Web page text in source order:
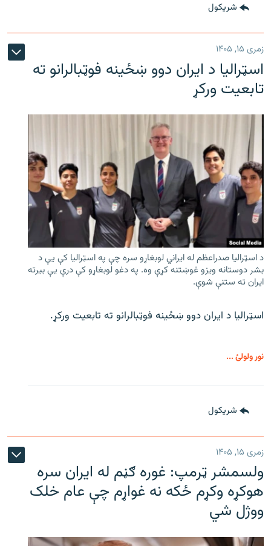
شريکول
زمری ۱۵, ۱۴۰۵
اسټرالیا د ایران دوو ښځینه فوټبالرانو ته
تابعیت ورکړ
د اسټرالیا صدراعظم له ایراني لوبغاړو سره چې په اسټرالیا کې يې د
بشر دوستانه ویزو غوښتنه کړې وه. په دغو لوبغاړو کې درې يې بیرته
ایران ته ستنې شوې.
اسټرالیا د ایران دوو ښځینه فوټبالرانو ته تابعیت ورکړ.
نور ولولئ ...
شريکول
زمری ۱۵, ۱۴۰۵
ولسمشر ټرمپ: غوره ګڼم له ایران سره
هوکړه وکړم ځکه نه غواړم چې عام خلک
ووژل شي